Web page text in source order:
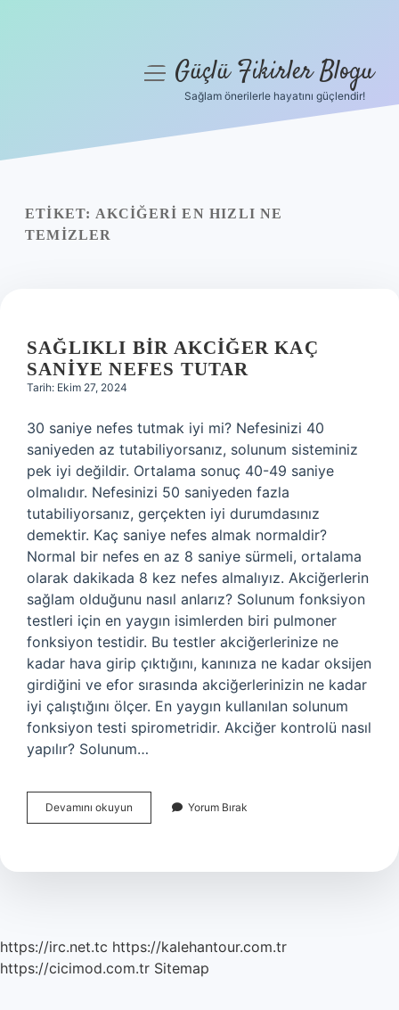
Yasal Uyarı
menüyüGüçlü Fikirler Blogu
Sağlam önerilerle hayatını güçlendir!
ETIKET: AKCIĞERI EN HIZLI NE
TEMIZLER
SAĞLIKLI BIR AKCIĞER KAÇ
SANIYE NEFES TUTAR
Tarih: Ekim 27, 2024
30 saniye nefes tutmak iyi mi? Nefesinizi 40
saniyeden az tutabiliyorsanız, solunum sisteminiz
pek iyi değildir. Ortalama sonuç 40-49 saniye
olmalıdır. Nefesinizi 50 saniyeden fazla
tutabiliyorsanız, gerçekten iyi durumdasınız
demektir. Kaç saniye nefes almak normaldir?
Normal bir nefes en az 8 saniye sürmeli, ortalama
olarak dakikada 8 kez nefes almalıyız. Akciğerlerin
sağlam olduğunu nasıl anlarız? Solunum fonksiyon
testleri için en yaygın isimlerden biri pulmoner
fonksiyon testidir. Bu testler akciğerlerinize ne
kadar hava girip çıktığını, kanınıza ne kadar oksijen
girdiğini ve efor sırasında akciğerlerinizin ne kadar
iyi çalıştığını ölçer. En yaygın kullanılan solunum
fonksiyon testi spirometridir. Akciğer kontrolü nasıl
yapılır? Solunum…
Devamını okuyun
Bir
Saniye
Yorum Bırak
https://irc.net.tc https://kalehantour.com.tr
https://cicimod.com.tr Sitemap